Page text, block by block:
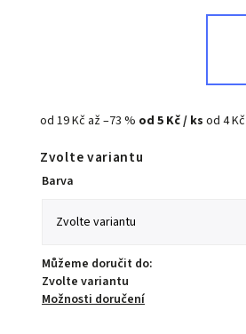
od 19 Kč až –73 % od5 Kč/ ksod4 Kč
Zvolte variantu
Barva
Můžeme doručit do:
Zvolte variantu
Možnosti doručení